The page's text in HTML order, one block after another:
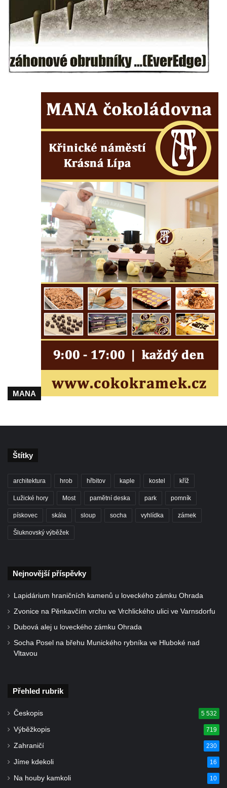
MANA
Štítky
architektura hrob hřbitov kaple kostel kříž
Lužické hory Most pamětní deska park pomník
pískovec skála sloup socha vyhlídka zámek
Šluknovský výběžek
Nejnovější příspěvky
Lapidárium hraničních kamenů u loveckého zámku Ohrada
Zvonice na Pěnkavčím vrchu ve Vrchlického ulici ve Varnsdorfu
Dubová alej u loveckého zámku Ohrada
Socha Posel na břehu Munického rybníka ve Hluboké nad
Vltavou
Přehled rubrik
Českopis 5 532
Výběžkopis 719
Zahraničí 230
Jíme kdekoli 16
Na houby kamkoli 10